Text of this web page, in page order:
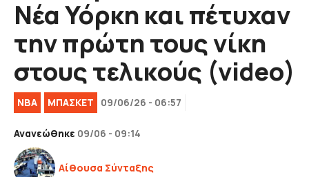
Νέα Υόρκη και πέτυχαν
την πρώτη τους νίκη
στους τελικούς (video)
NBA ΜΠΑΣΚΕΤ 09/06/26 - 06:57
Ανανεώθηκε 09/06 - 09:14
Αίθουσα Σύνταξης